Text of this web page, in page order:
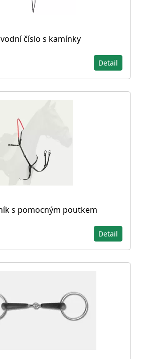
číslo s kamínky
Detail
s pomocným poutkem
Detail